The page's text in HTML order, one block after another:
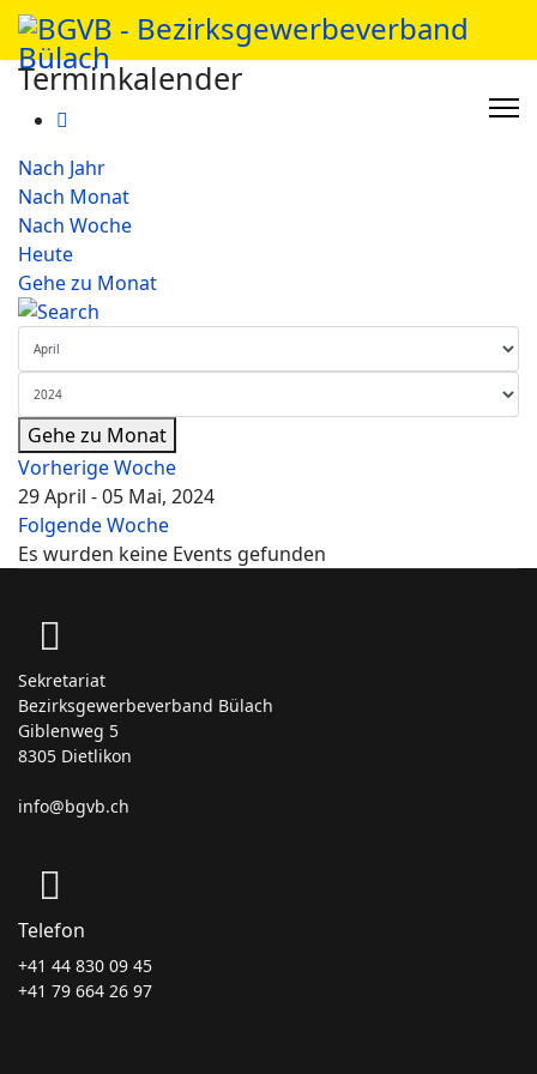
Terminkalender
Nach Jahr
Nach Monat
Nach Woche
Heute
Gehe zu Monat
Gehe zu Monat
Vorherige Woche
29 April - 05 Mai, 2024
Folgende Woche
Es wurden keine Events gefunden
Sekretariat
Bezirksgewerbeverband Bülach
Giblenweg 5
8305 Dietlikon
info@bgvb.ch
Telefon
+41 44 830 09 45
+41 79 664 26 97